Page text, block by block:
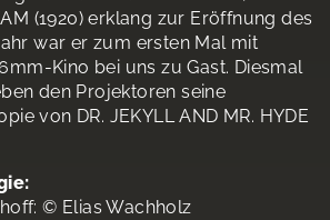
(1920) erklang zur Eröffnung des
war er zum ersten Mal mit
Kino bei uns zu Gast. Diesmal
den Projektoren seine
von DR. JEKYLL AND MR. HYDE
© Elias Wachholz